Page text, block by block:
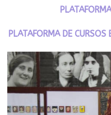
PLATAFORMA DE